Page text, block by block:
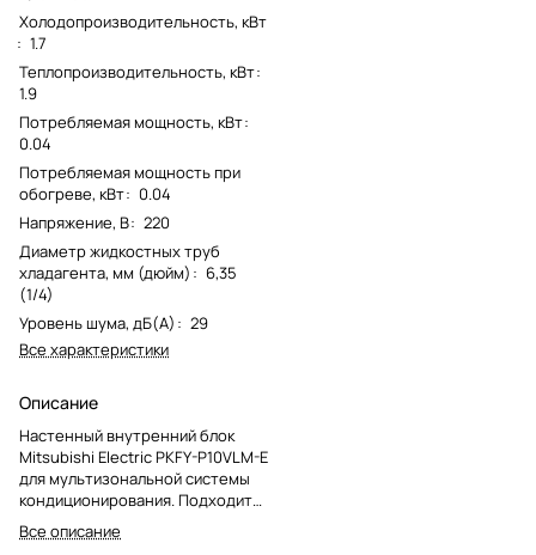
Холодопроизводительность, кВт
: 1.7
Теплопроизводительность, кВт:
1.9
Потребляемая мощность, кВт:
0.04
Потребляемая мощность при
обогреве, кВт: 0.04
Напряжение, В: 220
Диаметр жидкостных труб
хладагента, мм (дюйм) : 6,35
(1/4)
Уровень шума, дБ(А) : 29
Все характеристики
Описание
Настенный внутренний блок
Mitsubishi Electric PKFY-P10VLM-E
для мультизональной системы
кондиционирования. Подходит
для локального обслуживания
отдельного помещения.
Все описание